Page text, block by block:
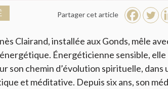
Partager cet article
Clairand, installée aux Gonds, mêle
Énergéticienne sensible, elle
son chemin d’évolution spirituelle, dans
et méditative. Depuis six ans, son